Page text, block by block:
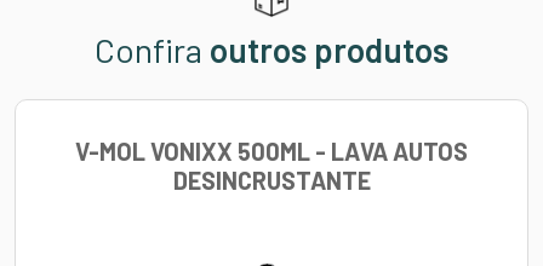
Confira outros produtos
V-MOL VONIXX 500ML - LAVA AUTOS
DESINCRUSTANTE